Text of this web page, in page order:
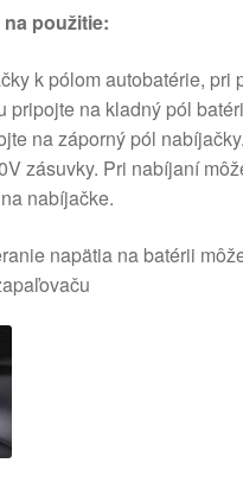
použitie:
k pólom autobatérie, pri
pripojte na kladný pól
na záporný pól
zásuvky. Pri nabíjaní
nabíjačke.
napätia na batérii